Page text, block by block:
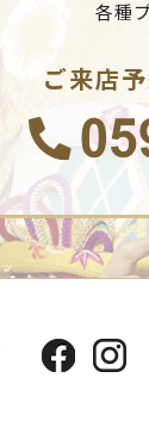
各種
ご来店